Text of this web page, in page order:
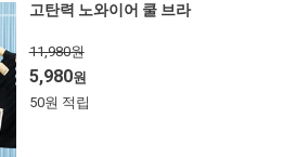
고탄력 노와이어 쿨 브라
11,980원
5,980원
50원 적립